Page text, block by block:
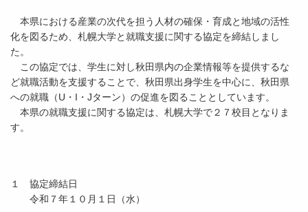
本県における産業の次代を担う人材の確保・育成と地域の活性
化を図るため、札幌大学と就職支援に関する協定を締結しまし
た。
この協定では、学生に対し秋田県内の企業情報等を提供するな
ど就職活動を支援することで、秋田県出身学生を中心に、秋田県
への就職（U・I・Jターン）の促進を図ることとしています。
本県の就職支援に関する協定は、札幌大学で２７校目となりま
す。
１ 協定締結日
令和７年１０月１日（水）